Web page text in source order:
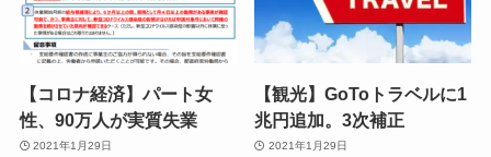
【コロナ経済】パート女
性、90万人が実質失業
2021年1月29日
【観光】GoToトラベルに1
兆円追加。3次補正
2021年1月29日